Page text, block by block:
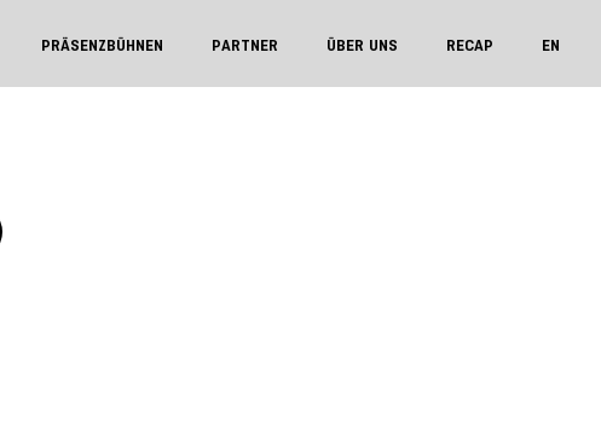
PRÄSENZBÜHNEN PARTNER ÜBER UNS RECAP EN